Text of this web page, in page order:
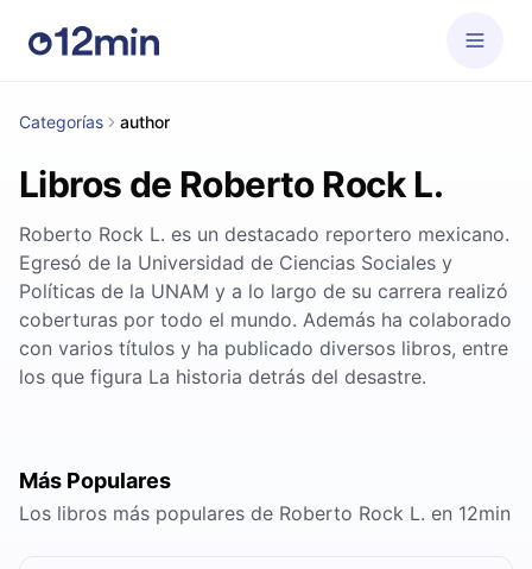
Categorías author
Libros de Roberto Rock L.
Roberto Rock L. es un destacado reportero mexicano.
Egresó de la Universidad de Ciencias Sociales y
Políticas de la UNAM y a lo largo de su carrera realizó
coberturas por todo el mundo. Además ha colaborado
con varios títulos y ha publicado diversos libros, entre
los que figura La historia detrás del desastre.
Más Populares
Los libros más populares de Roberto Rock L. en 12min